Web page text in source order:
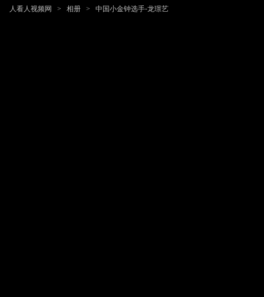
人看人视频网 > 相册 > 中国小金钟选手-龙璟艺